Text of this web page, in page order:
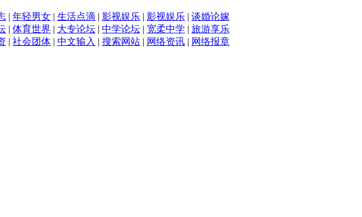
| 年轻男女 | 生活点滴 | 影视娱乐 | 影视娱乐 | 谈婚论嫁
| 体育世界 | 大专论坛 | 中学论坛 | 宽柔中学 | 旅游享乐
| 社会团体 | 中文输入 | 搜索网站 | 网络资讯 | 网络报章